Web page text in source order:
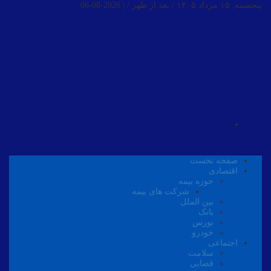
پنجشنبه, ۱۵ مرداد ۱۴۰۵ / بعد از ظهر / 2026-08-06
صفحه نخست
اقتصادی
حوزه بیمه
شرکت های بیمه
بین الملل
بانک
بورس
خودرو
اجتماعی
سلامت
قضایی